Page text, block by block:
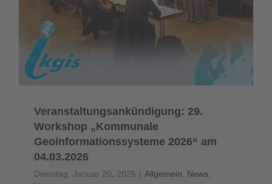
Veranstaltungsankündigung: 29.
Workshop „Kommunale
Geoinformationssysteme 2026“ am
04.03.2026
Dienstag, Januar 20, 2026 | Allgemein, News,